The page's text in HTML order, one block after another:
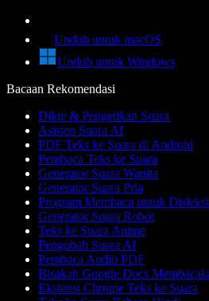
Unduh untuk macOS
Unduh untuk Windows
Bacaan Rekomendasi
Dikte & Pengetikan Suara
Asisten Suara AI
PDF Teks ke Suara di Android
Pembaca Teks ke Suara
Generator Suara Wanita
Generator Suara Pria
Program Membaca untuk
Generator Suara Robot
Teks ke Suara Anime
Pengubah Suara AI
Pembaca Audio PDF
Bisakah Google Docs
Ekstensi Chrome Teks ke Suara